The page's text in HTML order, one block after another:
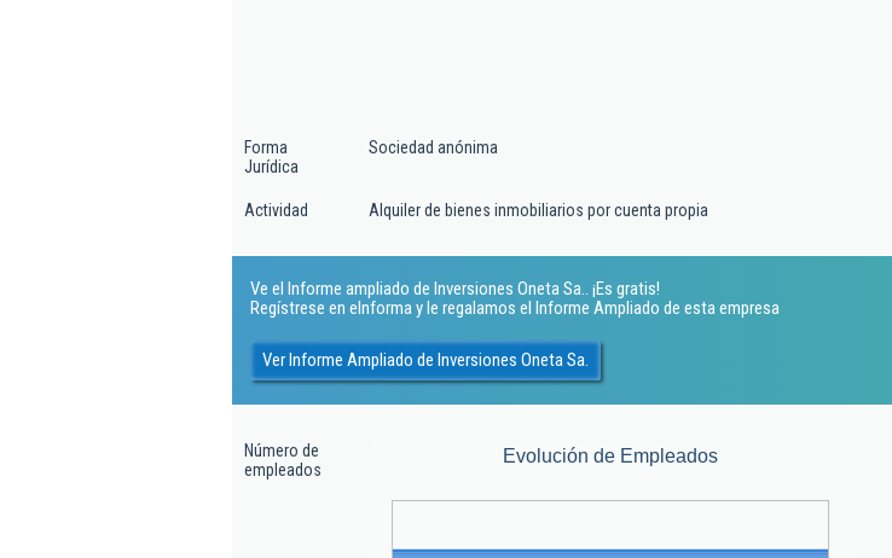
Forma
Jurídica
Sociedad anónima
Actividad Alquiler de bienes inmobiliarios por cuenta propia
Ve el Informe ampliado de Inversiones Oneta Sa.. ¡Es gratis!
Regístrese en eInforma y le regalamos el Informe Ampliado de esta empresa
Ver Informe Ampliado de Inversiones Oneta Sa.
Número de
empleados
Evolución de Empleados